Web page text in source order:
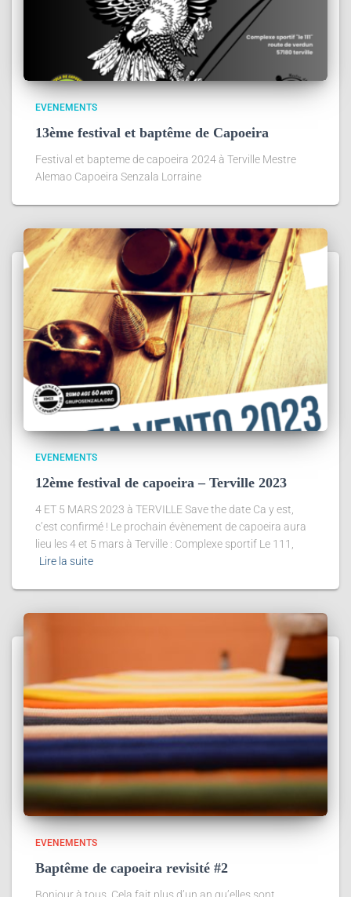
EVENEMENTS
13ème festival et baptême de Capoeira
Festival et bapteme de capoeira 2024 à Terville Mestre
Alemao Capoeira Senzala Lorraine
EVENEMENTS
12ème festival de capoeira – Terville 2023
4 ET 5 MARS 2023 à TERVILLE Save the date Ca y est,
c’est confirmé ! Le prochain évènement de capoeira aura
lieu les 4 et 5 mars à Terville : Complexe sportif Le 111,
Lire la suite
EVENEMENTS
Baptême de capoeira revisité #2